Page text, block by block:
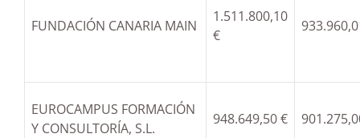
FUNDACIÓN CANARIA MAIN
1.511.800,10
€
EUROCAMPUS FORMACIÓN
Y CONSULTORÍA, S.L.
948.649,50 €